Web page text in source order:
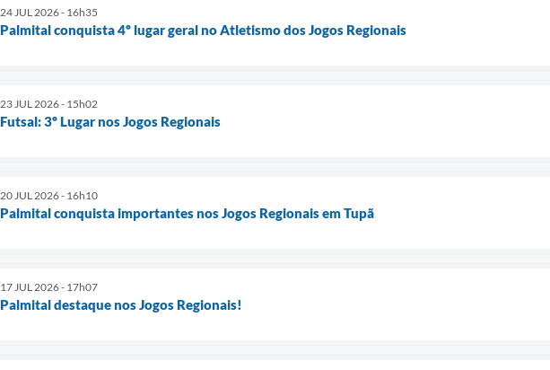
24 JUL 2026 - 16h35
Palmital conquista 4º lugar geral no Atletismo dos Jogos Regionais
23 JUL 2026 - 15h02
Futsal: 3º Lugar nos Jogos Regionais
20 JUL 2026 - 16h10
Palmital conquista importantes nos Jogos Regionais em Tupã
17 JUL 2026 - 17h07
Palmital destaque nos Jogos Regionais!